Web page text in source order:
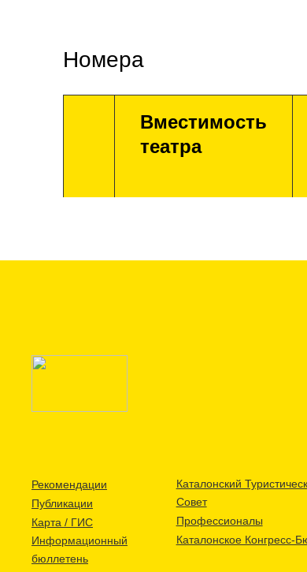
Номера
Вместимость
театра
Рекомендации
Публикации
Карта / ГИС
Информационный
бюллетень
Каталонский
Совет
Профессионалы
Каталонское Конгресс-